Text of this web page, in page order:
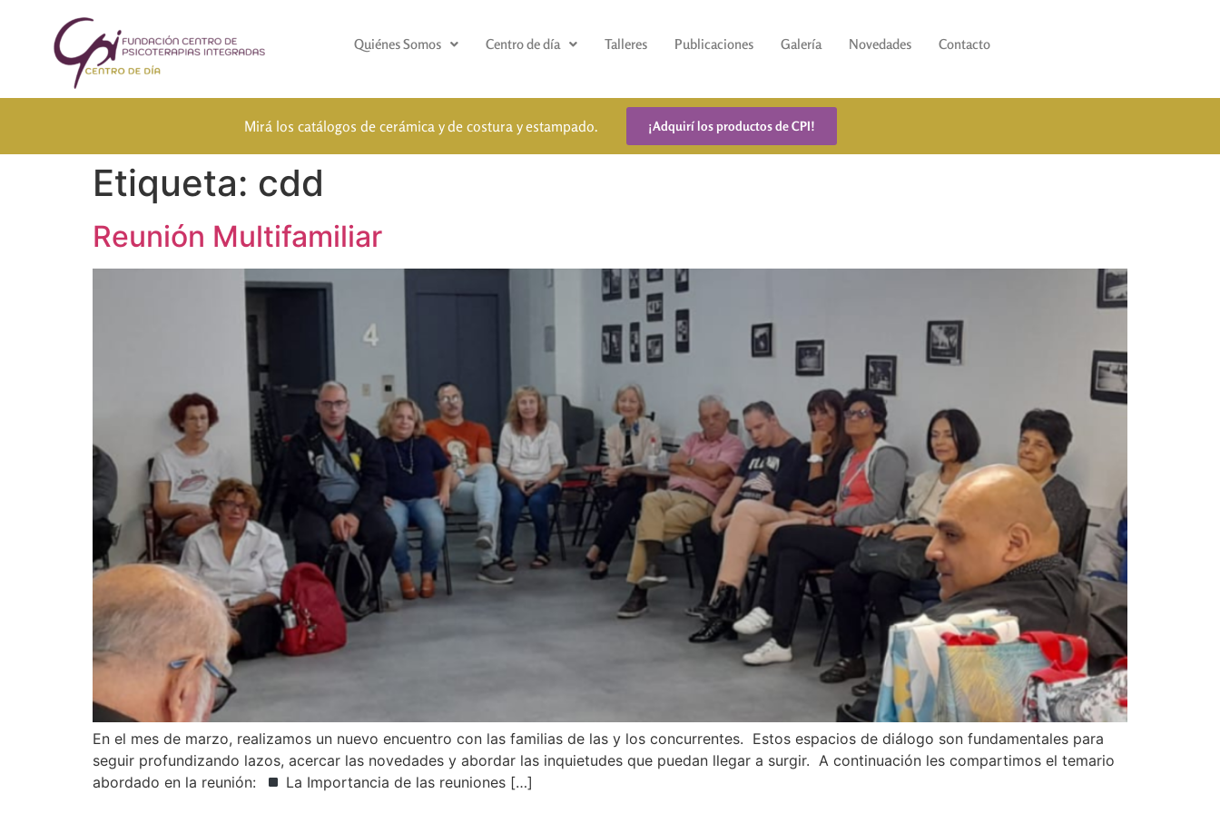
Quiénes Somos Centro de día Talleres Publicaciones Galería Novedades Contacto
Mirá los catálogos de cerámica y de costura y estampado. ¡Adquirí los productos de CPI!
Etiqueta: cdd
Reunión Multifamiliar
En el mes de marzo, realizamos un nuevo encuentro con las familias de las y los concurrentes. Estos espacios de diálogo son fundamentales para
seguir profundizando lazos, acercar las novedades y abordar las inquietudes que puedan llegar a surgir. A continuación les compartimos el temario
abordado en la reunión:
La Importancia de las reuniones […]